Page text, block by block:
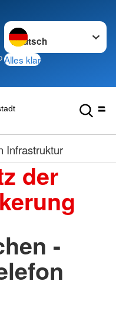
Sprache wechseln zu
Alles klar
Infrastruktur
der
-